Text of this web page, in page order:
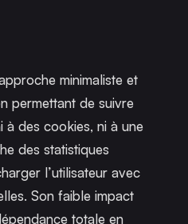
minimaliste et
permettant de suivre
à des cookies, ni à une
des statistiques
l’utilisateur avec
Son faible impact
totale en